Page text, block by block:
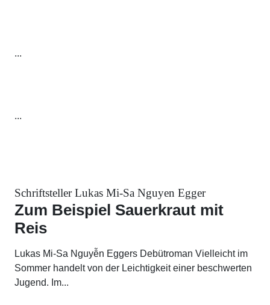
...
...
Schriftsteller Lukas Mi-Sa Nguyen Egger
Zum Beispiel Sauerkraut mit
Reis
Lukas Mi-Sa Nguyễn Eggers Debütroman Vielleicht im
Sommer handelt von der Leichtigkeit einer beschwerten
Jugend. Im...